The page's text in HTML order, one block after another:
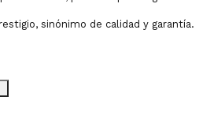
sinónimo de calidad y garantía.